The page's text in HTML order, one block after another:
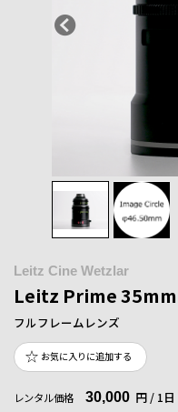
Leitz Cine Wetzlar
Leitz Prime
フルフレームレンズ
お気に入りに追加する
レンタル価格 30,000 円 / 1日